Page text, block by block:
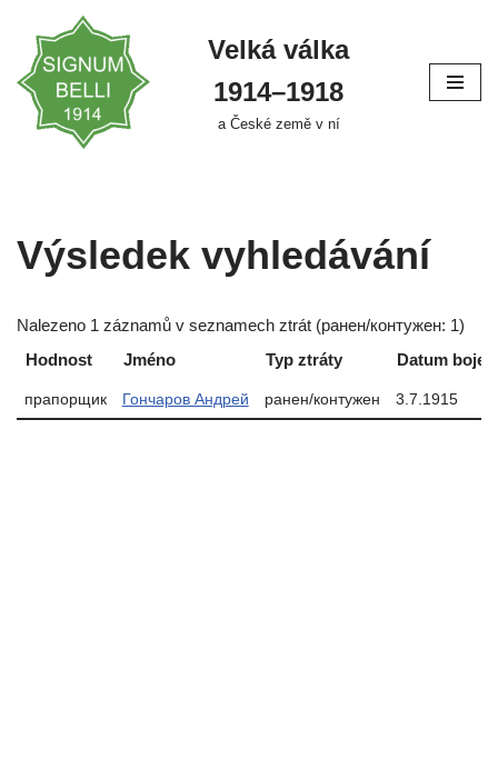
Přeskočit
na
obsah
Velká válka
1914–⁠⁠⁠⁠⁠⁠1918
a České země v ní
Výsledek vyhledávání
Nalezeno 1 záznamů v seznamech ztrát (ранен/контужен: 1)
Hodnost
Jméno Typ ztráty Datum boje
прапорщик Гончаров Андрей ранен/контужен 3.7.1915